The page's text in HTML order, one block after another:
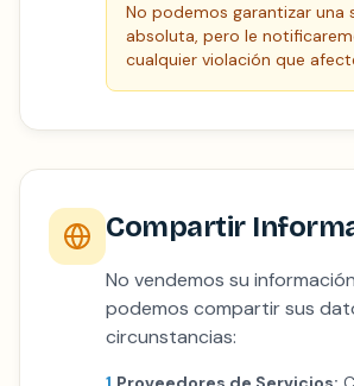
No podemos garantizar una
absoluta, pero le
cualquier violación que
Compartir
No vendemos su
podemos compartir sus
circunstancias: